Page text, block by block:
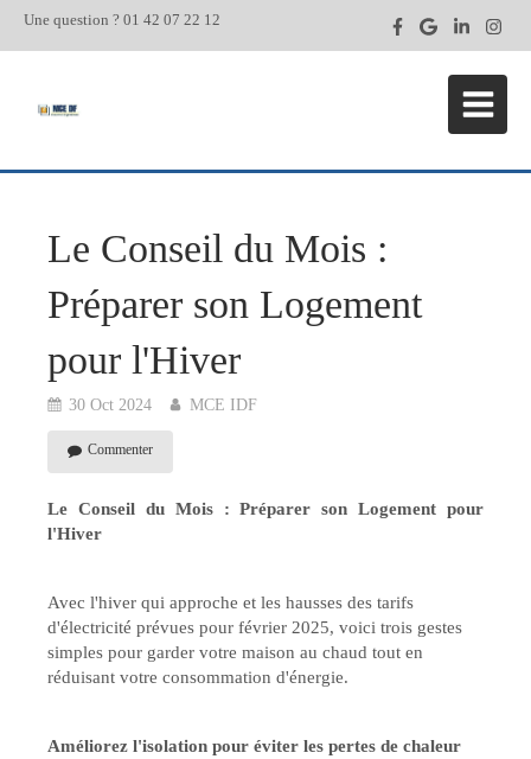
Une question ? 01 42 07 22 12
Le Conseil du Mois :
Préparer son Logement
pour l'Hiver
30 Oct 2024 MCE IDF
Commenter
Le Conseil du Mois : Préparer son Logement pour
l'Hiver
Avec l'hiver qui approche et les hausses des tarifs
d'électricité prévues pour février 2025, voici trois gestes
simples pour garder votre maison au chaud tout en
réduisant votre consommation d'énergie.
Améliorez l'isolation pour éviter les pertes de chaleur